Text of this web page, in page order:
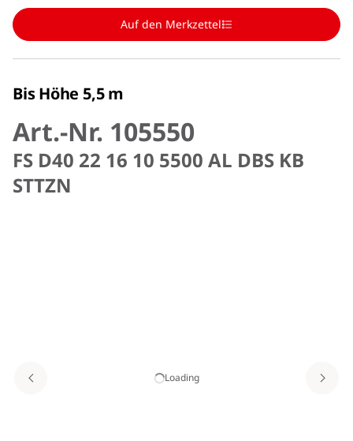
Auf den Merkzettel
Bis Höhe 5,5 m
Art.-Nr. 105550
FS D40 22 16 10 5500 AL DBS KB
STTZN
Loading